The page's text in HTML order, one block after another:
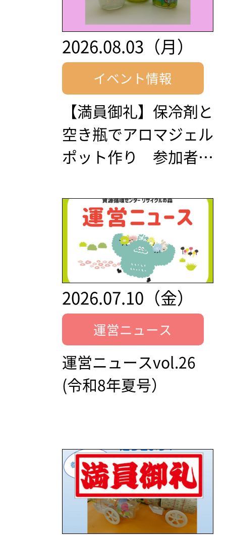
2026.08.03（月）
イベント情報
【満員御礼】保冷剤と
空き瓶でアロマジェル
ポット作り 参加者…
2026.07.10（金）
運営ニュース
運営ニュースvol.26
(令和8年夏号）